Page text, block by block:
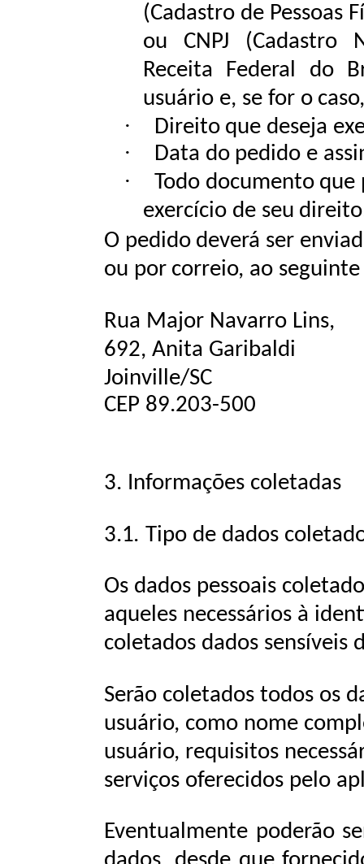
(Cadastro de Pessoas
ou CNPJ (Cadastro
Receita Federal do
usuário e, se for o
· Direito que deseja
· Data do pedido e
· Todo documento que
exercício de seu
O pedido deverá ser
ou por correio, ao seguinte
Rua Major Navarro Lins,
692, Anita Garibaldi
Joinville/SC
CEP 89.203-500
3. Informações coletadas
3.1. Tipo de dados
Os dados pessoais
aqueles necessários à
coletados dados sensíveis
Serão coletados todos os
usuário, como nome
usuário, requisitos
serviços oferecidos pelo
Eventualmente poderão